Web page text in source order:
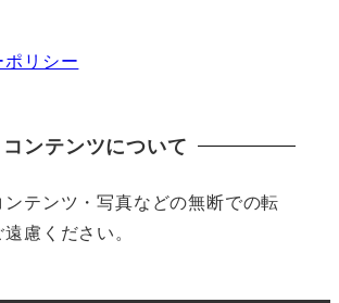
リシー
コンテンツについて
テンツ・写真などの無断での転
慮ください。